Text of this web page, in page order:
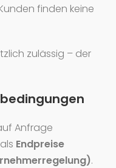
finden keine
zulässig – der
Anfrage
Endpreise
.